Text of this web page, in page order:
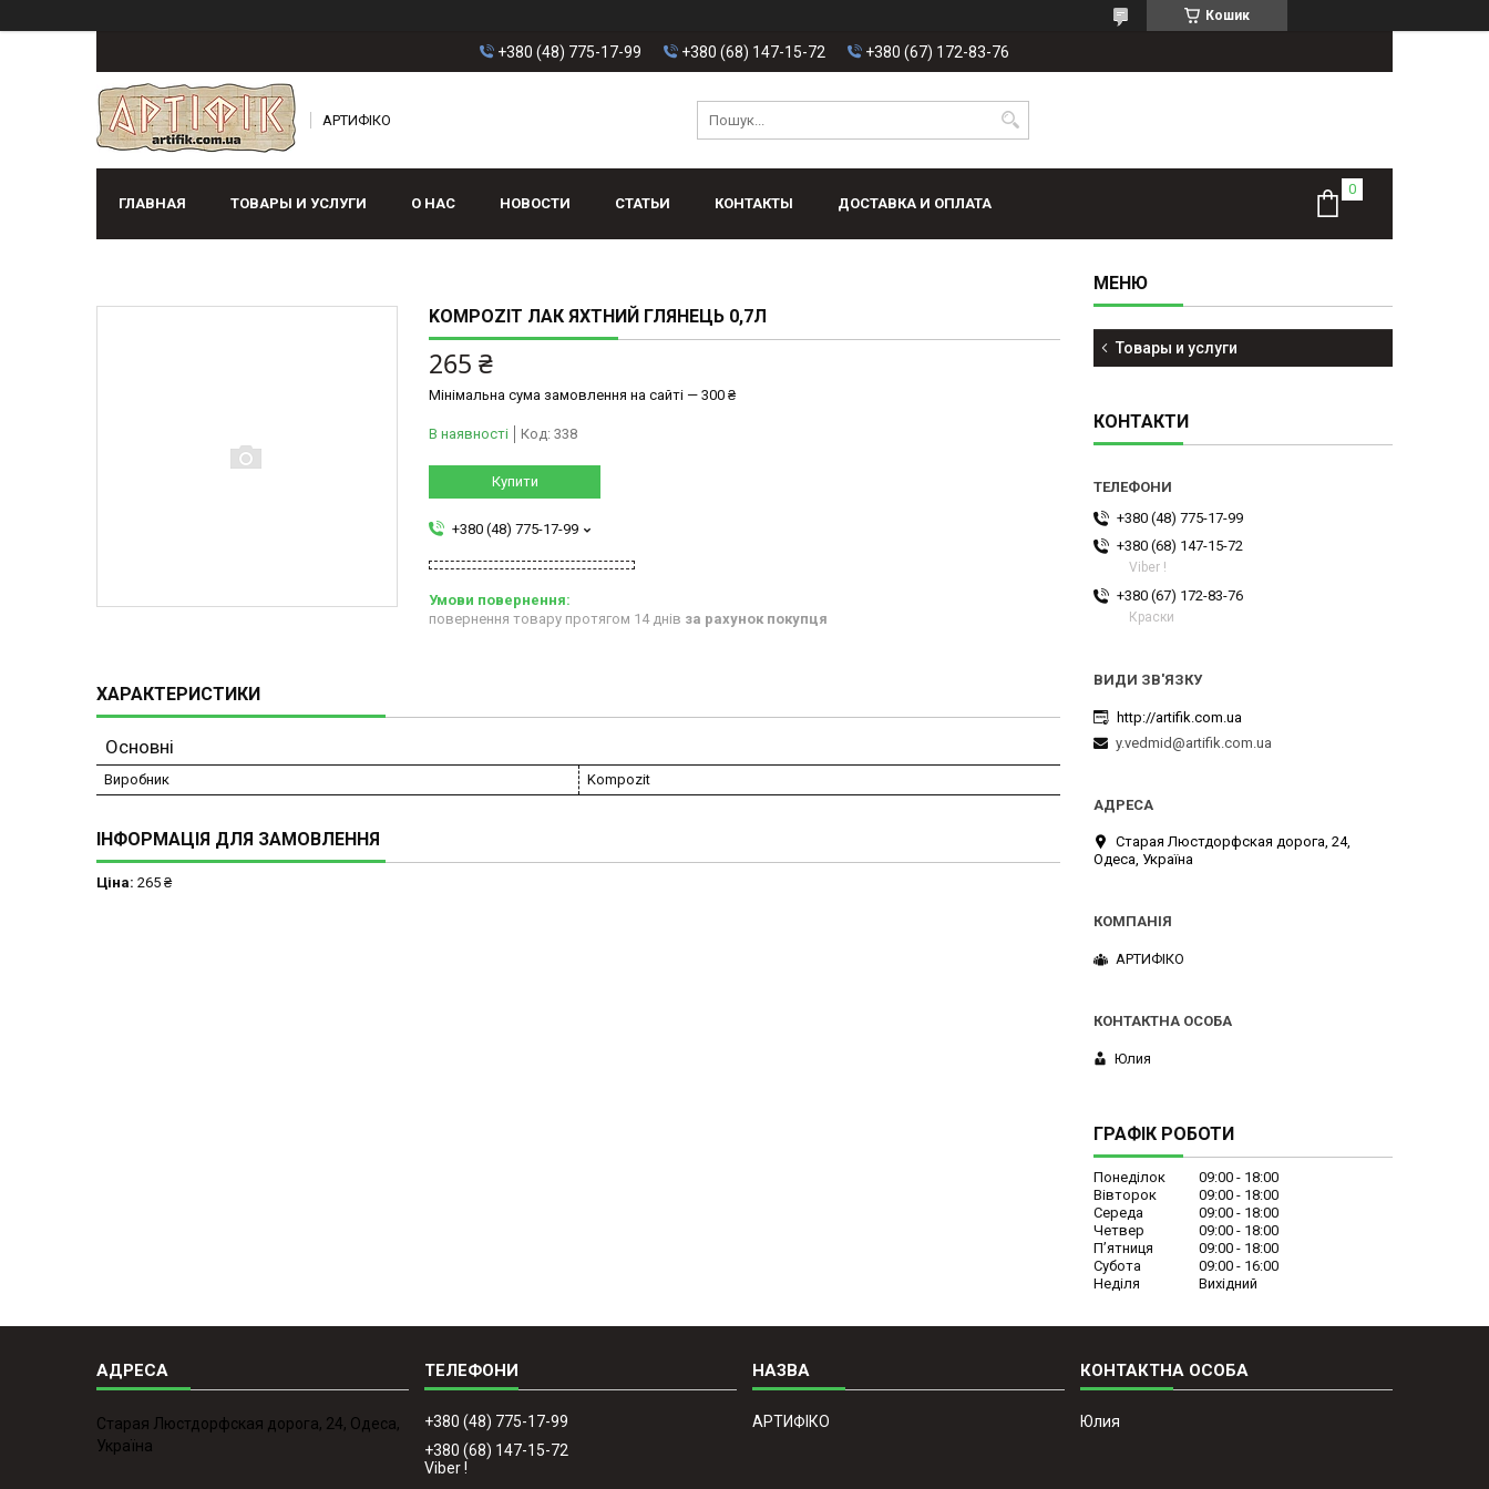
Кошик
+380 (48) 775-17-99 +380 (68) 147-15-72 +380 (67) 172-83-76
АРТИФІКО
ГЛАВНАЯ ТОВАРЫ И УСЛУГИ О НАС НОВОСТИ СТАТЬИ КОНТАКТЫ ДОСТАВКА И ОПЛАТА
KOMPOZIT ЛАК ЯХТНИЙ ГЛЯНЕЦЬ 0,7Л
265 ₴
Мінімальна сума замовлення на сайті — 300 ₴
В наявності Код: 338
Купити
+380 (48) 775-17-99
повернення товару протягом 14 днів за рахунок покупця
ХАРАКТЕРИСТИКИ
Основні
Виробник Kompozit
ІНФОРМАЦІЯ ДЛЯ ЗАМОВЛЕННЯ
Ціна: 265 ₴
Товары и услуги
КОНТАКТИ
+380 (48) 775-17-99
+380 (68) 147-15-72
Viber !
+380 (67) 172-83-76
Краски
http://artifik.com.ua
y.vedmid@artifik.com.ua
Старая Люстдорфская дорога, 24,
Одеса, Україна
АРТИФІКО
Юлия
ГРАФІК РОБОТИ
Понеділок 09:00
18:00
Вівторок
09:00
18:00
Середа
09:00
18:00
Четвер
09:00
18:00
Пʼятниця
09:00
18:00
Субота
09:00
16:00
Неділя
Вихідний
Старая Люстдорфская дорога, 24, Одеса,
Україна
+380 (48) 775-17-99
+380 (68) 147-15-72
Viber !
АРТИФІКО Юлия